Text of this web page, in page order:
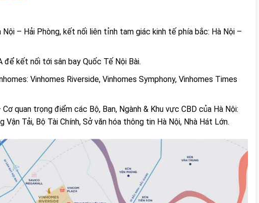
– Hải Phòng, kết nối liên tỉnh tam giác kinh tế phía bắc: Hà Nội –
kết nối tới sân bay Quốc Tế Nội Bài.
Vinhomes Riverside, Vinhomes Symphony, Vinhomes Times
quan trọng điểm các Bộ, Ban, Ngành & Khu vực CBD của Hà Nội:
Vận Tải, Bộ Tài Chính, Sở văn hóa thông tin Hà Nội, Nhà Hát Lớn.